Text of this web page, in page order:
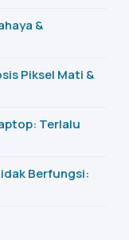
&
Piksel Mati &
Terlalu
Berfungsi: